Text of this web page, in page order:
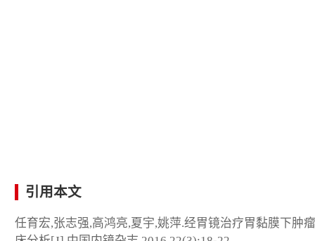
引用本文
任育宏,张志强,高鸿亮,夏宇,姚萍.经胃镜治疗胃黏膜下肿